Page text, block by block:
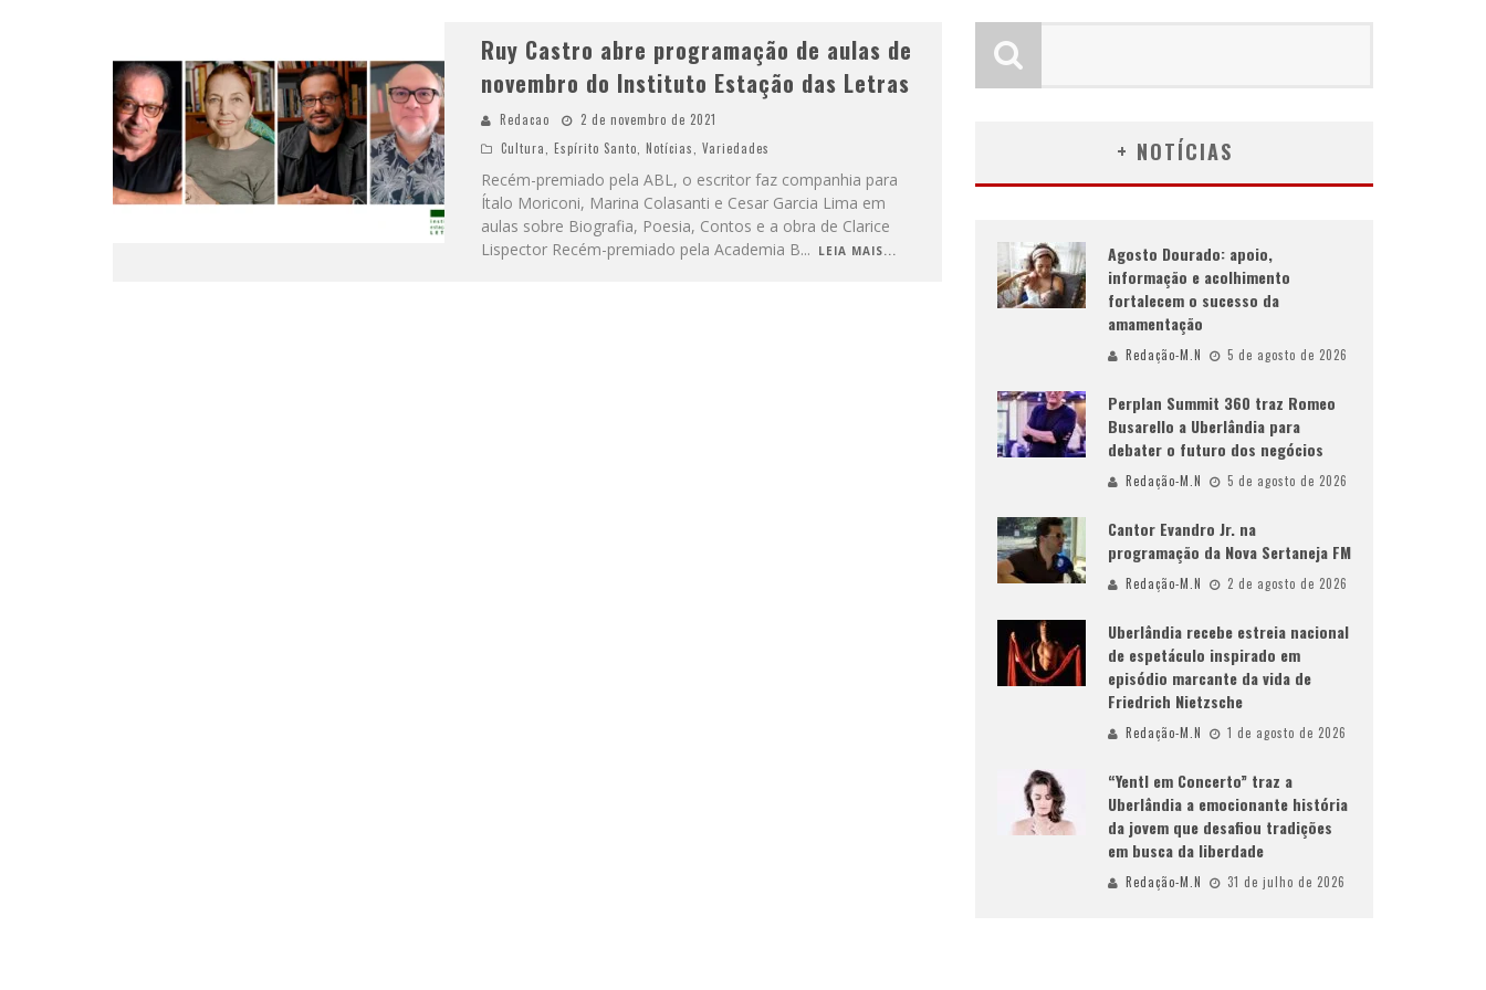
Ruy Castro abre programação de aulas de
novembro do Instituto Estação das Letras
Redacao
2 de novembro de 2021
Cultura
Espírito Santo Notícias Variedades
Recém-premiado pela ABL, o escritor faz companhia para
Ítalo Moriconi, Marina Colasanti e Cesar Garcia Lima em
aulas sobre Biografia, Poesia, Contos e a obra de Clarice
Lispector Recém-premiado pela Academia B... LEIA MAIS...
+ NOTÍCIAS
Agosto Dourado: apoio,
informação e acolhimento
fortalecem o sucesso da
amamentação
Redação-M.N 5 de agosto de 2026
Perplan Summit 360 traz Romeo
Busarello a Uberlândia para
debater o futuro dos negócios
Redação-M.N 5 de agosto de 2026
Cantor Evandro Jr. na
programação da Nova Sertaneja FM
Redação-M.N 2 de agosto de 2026
Uberlândia recebe estreia nacional
de espetáculo inspirado em
episódio marcante da vida de
Friedrich Nietzsche
Redação-M.N 1 de agosto de 2026
“Yentl em Concerto” traz a
Uberlândia a emocionante história
da jovem que desafiou tradições
em busca da liberdade
Redação-M.N 31 de julho de 2026